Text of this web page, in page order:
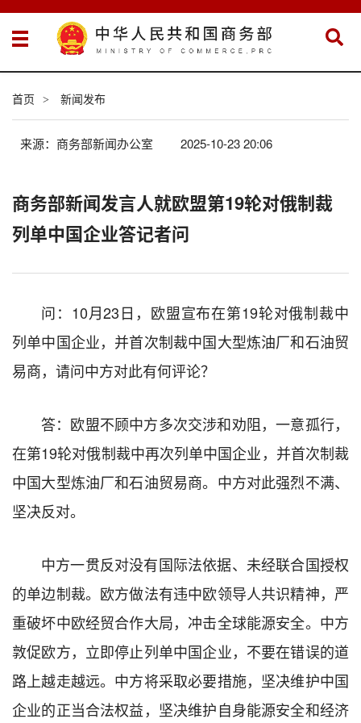
首页 > 新闻发布
来源：商务部新闻办公室 2025-10-23 20:06
商务部新闻发言人就欧盟第19轮对俄制裁
列单中国企业答记者问
问：10月23日，欧盟宣布在第19轮对俄制裁中
列单中国企业，并首次制裁中国大型炼油厂和石油贸
易商，请问中方对此有何评论？
答：欧盟不顾中方多次交涉和劝阻，一意孤行，
在第19轮对俄制裁中再次列单中国企业，并首次制裁
中国大型炼油厂和石油贸易商。中方对此强烈不满、
坚决反对。
中方一贯反对没有国际法依据、未经联合国授权
的单边制裁。欧方做法有违中欧领导人共识精神，严
重破坏中欧经贸合作大局，冲击全球能源安全。中方
敦促欧方，立即停止列单中国企业，不要在错误的道
路上越走越远。中方将采取必要措施，坚决维护中国
企业的正当合法权益，坚决维护自身能源安全和经济